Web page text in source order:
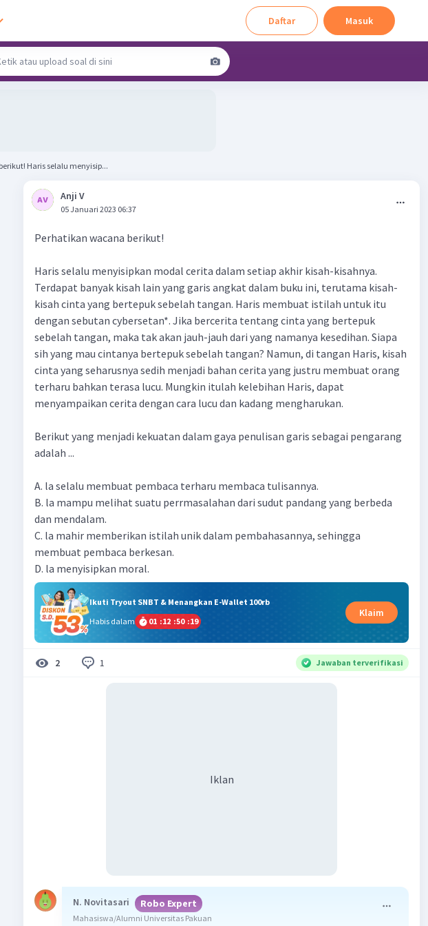
Daftar Masuk
Perhatikan wacana berikut! Haris selalu menyisip...
Anji V
05 Januari 2023 06:37
Perhatikan wacana berikut!
Haris selalu menyisipkan modal cerita dalam setiap akhir kisah-kisahnya.
Terdapat banyak kisah lain yang garis angkat dalam buku ini, terutama kisah-
kisah cinta yang bertepuk sebelah tangan. Haris membuat istilah untuk itu
dengan sebutan cybersetan*. Jika bercerita tentang cinta yang bertepuk
sebelah tangan, maka tak akan jauh-jauh dari yang namanya kesedihan. Siapa
sih yang mau cintanya bertepuk sebelah tangan? Namun, di tangan Haris, kisah
cinta yang seharusnya sedih menjadi bahan cerita yang justru membuat orang
terharu bahkan terasa lucu. Mungkin itulah kelebihan Haris, dapat
menyampaikan cerita dengan cara lucu dan kadang mengharukan.
Berikut yang menjadi kekuatan dalam gaya penulisan garis sebagai pengarang
adalah ...
A. la selalu membuat pembaca terharu membaca tulisannya.
B. la mampu melihat suatu perrmasalahan dari sudut pandang yang berbeda
dan mendalam.
C. la mahir memberikan istilah unik dalam pembahasannya, sehingga
membuat pembaca berkesan.
D. la menyisipkan moral.
Ikuti Tryout SNBT & Menangkan E-Wallet 100rb
Habis dalam
01 :12 :50 :18
Klaim
2 1 Jawaban terverifikasi
Iklan
N. Novitasari Robo Expert
Mahasiswa/Alumni Universitas Pakuan